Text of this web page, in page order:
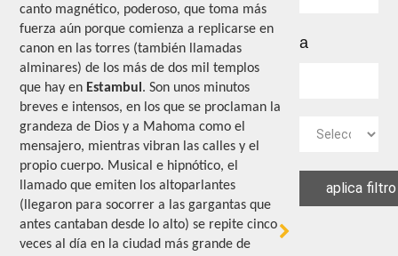
canto magnético, poderoso, que toma más
fuerza aún porque comienza a replicarse en
canon en las torres (también llamadas
alminares) de los más de dos mil templos
que hay en Estambul . Son unos minutos
breves e intensos, en los que se proclaman la
grandeza de Dios y a Mahoma como el
mensajero, mientras vibran las calles y el
propio cuerpo. Musical e hipnótico, el
llamado que emiten los altoparlantes
(llegaron para socorrer a las gargantas que
antes cantaban desde lo alto) se repite cinco
veces al día en la ciudad más grande de
a